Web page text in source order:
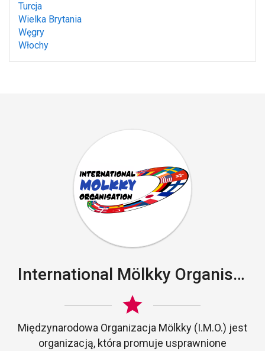
Turcja
Wielka Brytania
Węgry
Włochy
International Mölkky Organisation
Międzynarodowa Organizacja Mölkky (I.M.O.) jest
organizacją, która promuje usprawnione